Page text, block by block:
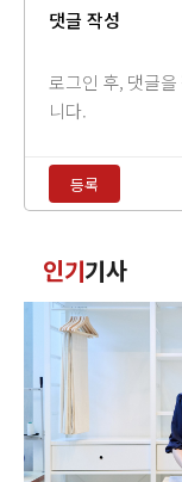
댓글 작성
력
등록
글
인기기사